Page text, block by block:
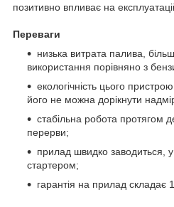
позитивно впливає на
Переваги
низька витрата палива,
використання порівняно з
екологічність цього
його не можна дорікнути
стабільна робота протягом
перерви;
прилад швидко заводиться,
стартером;
гарантія на прилад складає